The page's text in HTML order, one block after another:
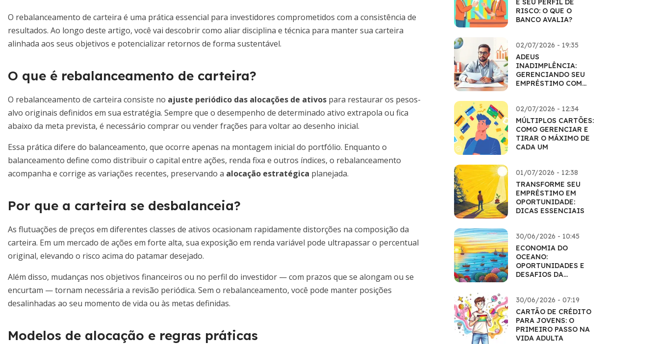
O rebalanceamento de carteira é uma prática essencial para investidores comprometidos com a consistência de
resultados. Ao longo deste artigo, você vai descobrir como aliar disciplina e técnica para manter sua carteira
alinhada aos seus objetivos e potencializar retornos de forma sustentável.
O que é rebalanceamento de carteira?
O rebalanceamento de carteira consiste no ajuste periódico das alocações de ativos para restaurar os pesos-
alvo originais definidos em sua estratégia. Sempre que o desempenho de determinado ativo extrapola ou fica
abaixo da meta prevista, é necessário comprar ou vender frações para voltar ao desenho inicial.
Essa prática difere do balanceamento, que ocorre apenas na montagem inicial do portfólio. Enquanto o
balanceamento define como distribuir o capital entre ações, renda fixa e outros índices, o rebalanceamento
acompanha e corrige as variações recentes, preservando a alocação estratégica planejada.
Por que a carteira se desbalanceia?
As flutuações de preços em diferentes classes de ativos ocasionam rapidamente distorções na composição da
carteira. Em um mercado de ações em forte alta, sua exposição em renda variável pode ultrapassar o percentual
original, elevando o risco acima do patamar desejado.
Além disso, mudanças nos objetivos financeiros ou no perfil do investidor — com prazos que se alongam ou se
encurtam — tornam necessária a revisão periódica. Sem o rebalanceamento, você pode manter posições
desalinhadas ao seu momento de vida ou às metas definidas.
Modelos de alocação e regras práticas
E SEU PERFIL DE
RISCO: O QUE O
BANCO AVALIA?
02/07/2026 - 19:35
ADEUS
INADIMPLÊNCIA:
GERENCIANDO SEU
EMPRÉSTIMO COM
02/07/2026 - 12:34
MÚLTIPLOS CARTÕES:
COMO GERENCIAR E
TIRAR O MÁXIMO DE
CADA UM
01/07/2026 - 12:38
TRANSFORME SEU
EMPRÉSTIMO EM
OPORTUNIDADE:
DICAS ESSENCIAIS
30/06/2026 - 10:45
ECONOMIA DO
OCEANO:
OPORTUNIDADES E
DESAFIOS DA
30/06/2026 - 07:19
CARTÃO DE CRÉDITO
PARA JOVENS: O
PRIMEIRO PASSO NA
VIDA ADULTA